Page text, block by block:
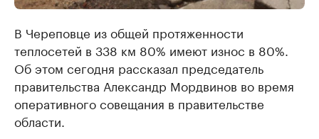
В Череповце из общей протяженности
теплосетей в 338 км 80% имеют износ в 80%.
Об этом сегодня рассказал председатель
правительства Александр Мордвинов во время
оперативного совещания в правительстве
области.